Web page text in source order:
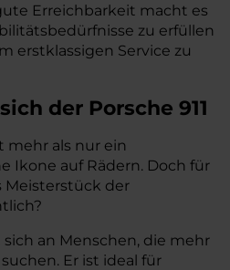
Erreichbarkeit macht es
zu erfüllen
erstklassigen Service zu
der Porsche 911
mehr als nur ein
Ikone auf Rädern. Doch für
Meisterstück der
sich an Menschen, die mehr
Er ist ideal für